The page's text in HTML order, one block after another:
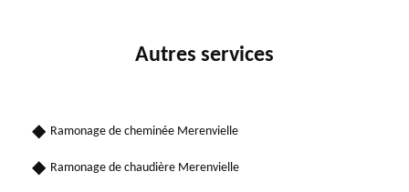
Autres services
Ramonage de cheminée Merenvielle
Ramonage de chaudière Merenvielle